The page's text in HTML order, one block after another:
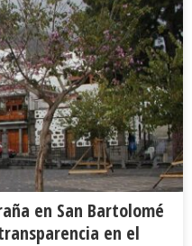
en San Bartolomé
en el